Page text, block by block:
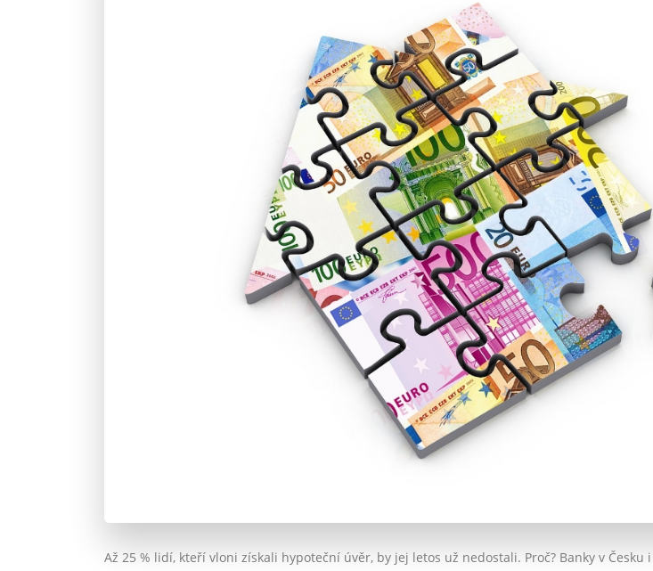
Až 25 % lidí, kteří vloni získali hypoteční úvěr, by jej letos už nedostali. Proč? Banky v Česku